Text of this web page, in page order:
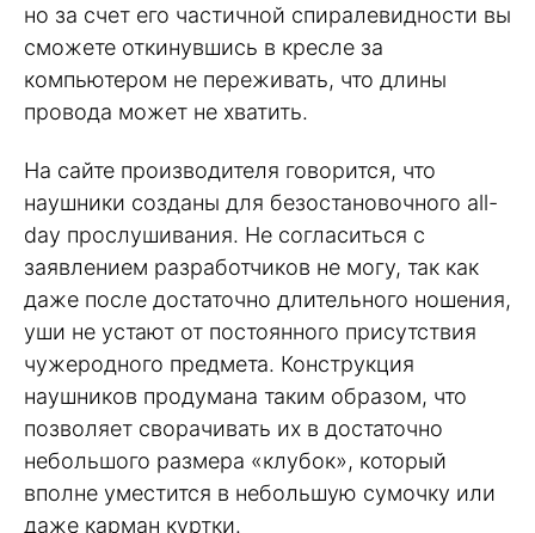
но за счет его частичной спиралевидности вы
сможете откинувшись в кресле за
компьютером не переживать, что длины
провода может не хватить.
На сайте производителя говорится, что
наушники созданы для безостановочного all-
day прослушивания. Не согласиться с
заявлением разработчиков не могу, так как
даже после достаточно длительного ношения,
уши не устают от постоянного присутствия
чужеродного предмета. Конструкция
наушников продумана таким образом, что
позволяет сворачивать их в достаточно
небольшого размера «клубок», который
вполне уместится в небольшую сумочку или
даже карман куртки.